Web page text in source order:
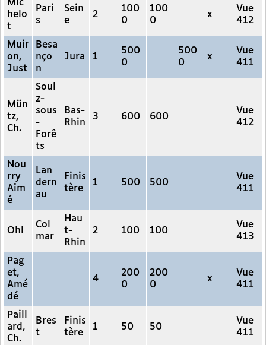
Mic
helo
t
Pari
s
Sein
e
2
100
0
100
0
x
Vue
412
Muir
on,
Just
Besa
nço
n
Jura 1
500
0
500
0
x
Vue
411
Mün
tz,
Ch.
Soul
z-
sous
-
Forê
ts
Bas-
Rhin
3 600 600
Vue
412
Nou
rry
Aim
é
Lan
dern
au
Finis
tère
1 500 500
Vue
411
Ohl
Col
mar
Hau
t-
Rhin
2 100 100
Vue
413
Pag
et,
Amé
dé
4
200
0
200
0
x
Vue
411
Paill
ard,
Ch.
Bres
t
Finis
tère
1 50 50
Vue
411